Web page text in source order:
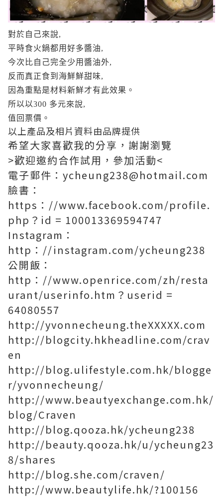
對於自己來說,
平時食火鍋都用好多醬油,
今次比自己完全少用醬油外,
反而真正食到海鮮鮮甜味,
因為重點是材料新鮮才有此效果。
所以以300 多元來說,
值回票價。
以上產品及相片資料由品牌提供
希望大家喜歡我的分享，謝謝瀏覽
>歡迎邀約合作試用，參加活動<
電子郵件：ycheung238@hotmail.com
臉書：
https：//www.facebook.com/profile.
php？id = 100013369594747
Instagram：
http：//instagram.com/ycheung238
公開飯：
http：//www.openrice.com/zh/resta
urant/userinfo.htm？userid =
64080557
http://yvonnecheung.theXXXXX.com
http://blogcity.hkheadline.com/crav
en
http://blog.ulifestyle.com.hk/blogge
r/yvonnecheung/
http://www.beautyexchange.com.hk/
blog/Craven
http://blog.qooza.hk/ycheung238
http://beauty.qooza.hk/u/ycheung23
8/shares
http://blog.she.com/craven/
http://www.beautylife.hk/?100156